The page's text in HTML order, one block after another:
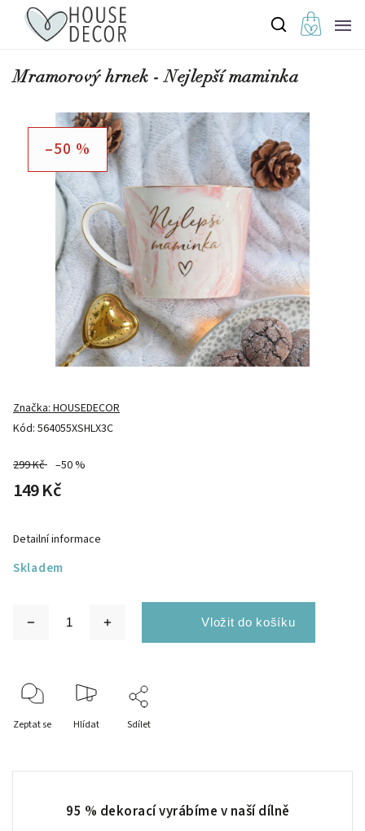
Mramorový hrnek - Nejlepší maminka
–50 %
Kód: 564055XSHLX3C
Značka:HOUSEDECOR
299 Kč –50 %
149 Kč
Skladem
Detailní informace
Zeptat se Hlídat Sdílet
95 % dekorací vyrábíme v naší dílně